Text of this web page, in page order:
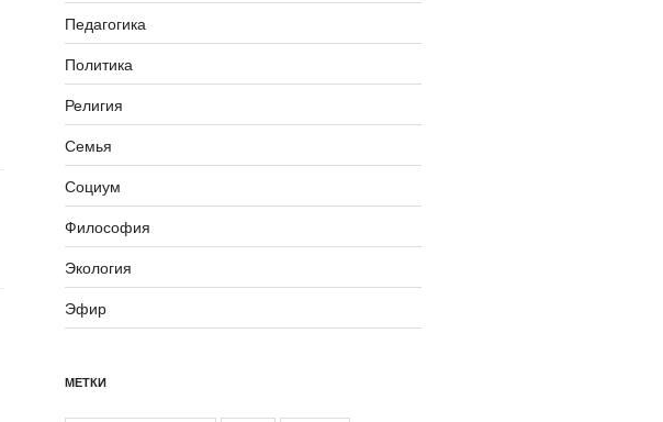
Педагогика
Политика
Религия
Семья
Социум
Философия
Экология
Эфир
МЕТКИ